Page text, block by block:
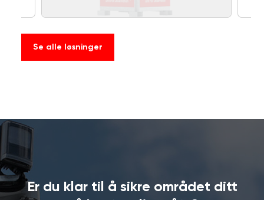
Se alle løsninger
Er du klar til å sikre området ditt